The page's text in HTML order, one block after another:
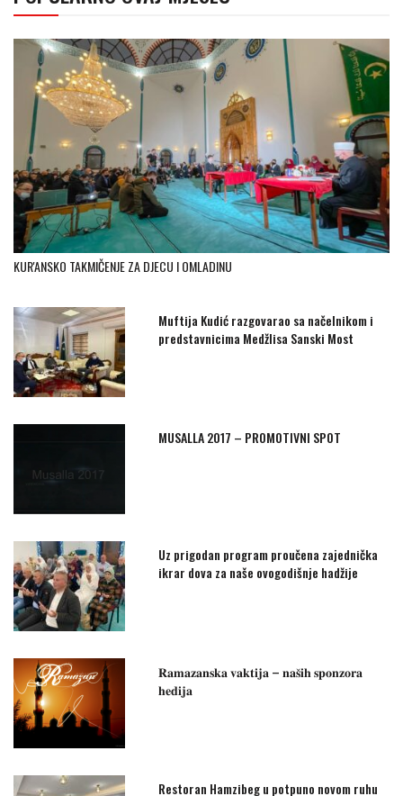
KUR'ANSKO TAKMIČENJE ZA DJECU I OMLADINU
Muftija Kudić razgovarao sa načelnikom i
predstavnicima Medžlisa Sanski Most
MUSALLA 2017 – PROMOTIVNI SPOT
Uz prigodan program proučena zajednička
ikrar dova za naše ovogodišnje hadžije
𝐑𝐚𝐦𝐚𝐳𝐚𝐧𝐬𝐤𝐚 𝐯𝐚𝐤𝐭𝐢𝐣𝐚 – 𝐧𝐚𝐬̌𝐢𝐡 𝐬𝐩𝐨𝐧𝐳𝐨𝐫𝐚
𝐡𝐞𝐝𝐢𝐣𝐚
Restoran Hamzibeg u potpuno novom ruhu